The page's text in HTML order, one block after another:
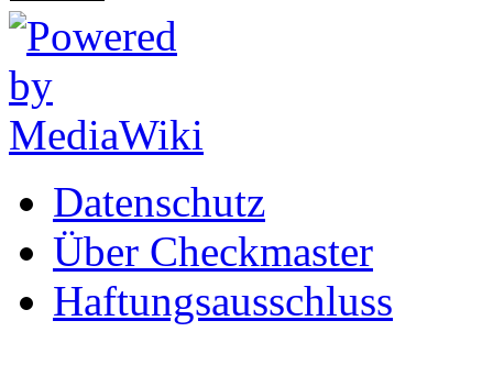
Datenschutz
Über Checkmaster
Haftungsausschluss